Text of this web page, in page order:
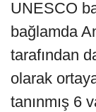
UNESCO
bağlamda
tarafından
olarak
tanınmış 6